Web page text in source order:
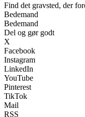
Find det gravsted, der
Bedemand
Bedemand
Del og gør godt
X
Facebook
Instagram
LinkedIn
YouTube
Pinterest
TikTok
Mail
RSS